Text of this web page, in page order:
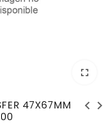
fullscreen
47X67MM
chevron_left chevron_right